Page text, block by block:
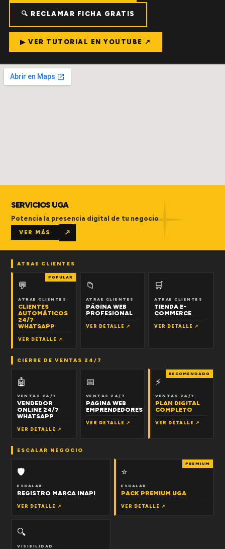
🔍 RECLAMAR FICHA GRATIS
▶ VER TUTORIAL EN YOUTUBE ↗
SERVICIOS UGA
Potencia la presencia digital de tu negocio
VER MÁS ↗
ATRAE CLIENTES
POPULAR
💬
ATRAE CLIENTES
CLIENTES
AUTOMÁTICOS
24/7
WHATSAPP
VER DETALLE ↗
📁
ATRAE CLIENTES
PÁGINA WEB
PROFESIONAL
VER DETALLE ↗
🛒
ATRAE CLIENTES
TIENDA E-
COMMERCE
VER DETALLE ↗
CIERRE DE VENTAS 24/7
🤖
VENTAS 24/7
VENDEDOR
ONLINE 24/7
WHATSAPP
VER DETALLE ↗
📅
VENTAS 24/7
PAGINA WEB
EMPRENDEDORES
VER DETALLE ↗
RECOMENDADO
⚡
VENTAS 24/7
PLAN DIGITAL
COMPLETO
VER DETALLE ↗
ESCALAR NEGOCIO
🛡
ESCALAR
REGISTRO MARCA INAPI
VER DETALLE ↗
PREMIUM
⭐
ESCALAR
PACK PREMIUM UGA
VER DETALLE ↗
🔍
VISIBILIDAD